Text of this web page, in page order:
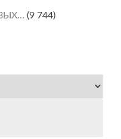
(9 744)